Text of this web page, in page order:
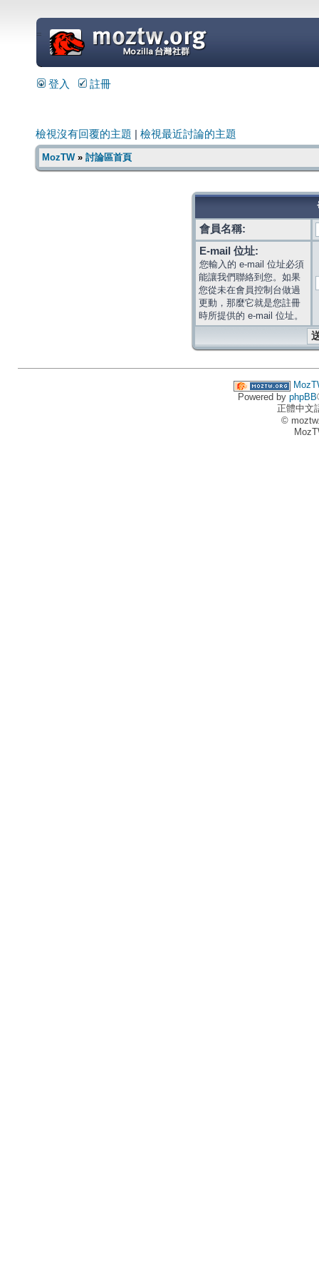
=
登入 註冊
檢視沒有回覆的主題 檢視最近討論的主題
MozTW» 討論區首頁
會員名稱:
E-mail 位址:
您輸入的 e-mail 位址必須
能讓我們聯絡到您。如果
您從未在會員控制台做過
更動，那麼它就是您註冊
時所提供的 e-mail 位址。
Powered by phpBB
正體中文
©